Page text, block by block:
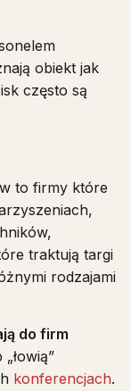
obiekt jak
często są
to firmy które
traktują targi
rodzajami
do firm
konferencjach.